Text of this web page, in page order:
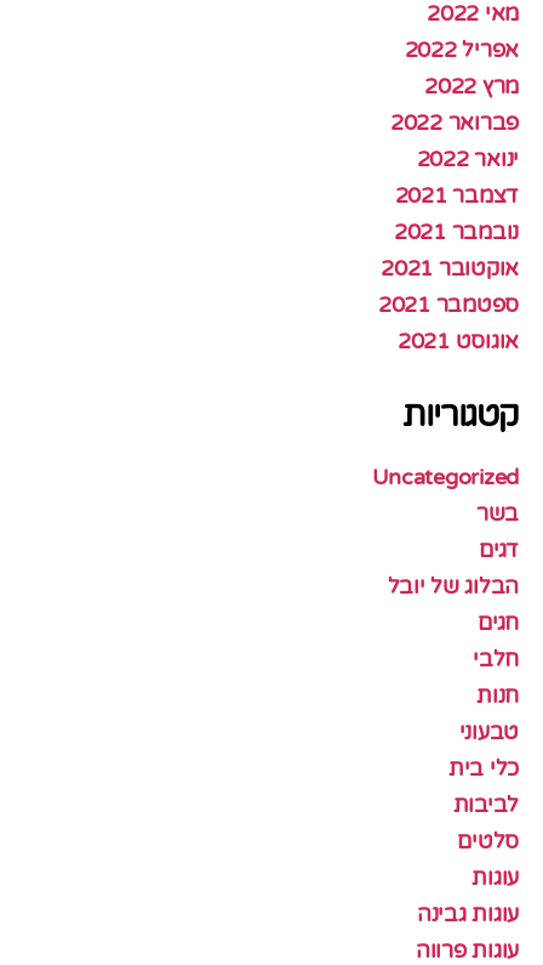
מאי 2022
אפריל 2022
מרץ 2022
פברואר 2022
ינואר 2022
דצמבר 2021
נובמבר 2021
אוקטובר 2021
ספטמבר 2021
אוגוסט 2021
קטגוריות
Uncategorized
בשר
דגים
הבלוג של יובל
חגים
חלבי
חנות
טבעוני
כלי בית
לביבות
סלטים
עוגות
עוגות גבינה
עוגות פרווה